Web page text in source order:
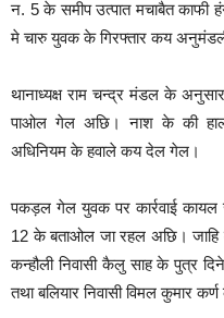
न. 5 के समीप उत्पात मचाबैत काफी
मे चारु युवक के गिरफ्तार कय
थानाध्यक्ष राम चन्द्र मंडल के
पाओल गेल अछि। नाश के की
अधिनियम के हवाले कय देल गेल।
पकड़ल गेल युवक पर कार्रवाई
12 के बताओल जा रहल अछि। जाहि
कन्हौली निवासी कैलु साह के पुत्र
तथा बलियार निवासी विमल कुमार